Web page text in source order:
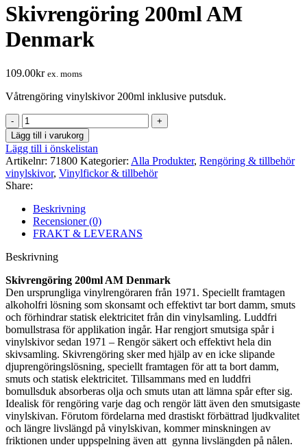
Skivrengöring 200ml AM
Denmark
109.00kr ex. moms
Våtrengöring vinylskivor 200ml inklusive putsduk.
Skivrengöring
200ml
AM
Denmark
mängd
Lägg till i varukorg
Lägg till i önskelistan
Artikelnr: 71800 Kategorier: Alla Produkter, Rengöring & tillbehör
vinylskivor, Vinylfickor & tillbehör
Share:
Beskrivning
Recensioner (0)
FRAKT & LEVERANS
Beskrivning
Skivrengöring 200ml AM Denmark
Den ursprungliga vinylrengöraren från 1971. Speciellt framtagen
alkoholfri lösning som skonsamt och effektivt tar bort damm, smuts
och förhindrar statisk elektricitet från din vinylsamling. Luddfri
bomullstrasa för applikation ingår. Har rengjort smutsiga spår i
vinylskivor sedan 1971 – Rengör säkert och effektivt hela din
skivsamling. Skivrengöring sker med hjälp av en icke slipande
djuprengöringslösning, speciellt framtagen för att ta bort damm,
smuts och statisk elektricitet. Tillsammans med en luddfri
bomullsduk absorberas olja och smuts utan att lämna spår efter sig.
Idealisk för rengöring varje dag och rengör lätt även den smutsigaste
vinylskivan. Förutom fördelarna med drastiskt förbättrad ljudkvalitet
och längre livslängd på vinylskivan, kommer minskningen av
friktionen under uppspelning även att gynna livslängden på nålen.